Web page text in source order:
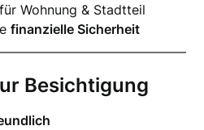
für Wohnung & Stadtteil
finanzielle Sicherheit
Besichtigung